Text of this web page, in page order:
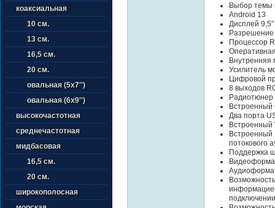
коаксиальная
10 см.
13 см.
16,5 см.
20 см.
овальная (5х7'')
овальная (6х9'')
высокочастотная
среднечастотная
мидбасовая
16,5 см.
20 см.
широкополосная
Выбор темы
Android 13
Дисплей
Процессор
Внутренняя
Усилитель
Цифровой
8 выходов
Радиотюнер
Встроенный
Два порта
Встроенный
Встроенный
потокового
Поддержка